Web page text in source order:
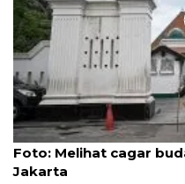
Foto
Foto: Melihat cagar
Jakarta